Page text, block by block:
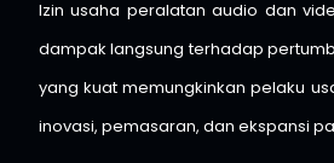
Izin usaha peralatan audio dan
dampak langsung terhadap
yang kuat memungkinkan pelaku
inovasi, pemasaran, dan ekspansi